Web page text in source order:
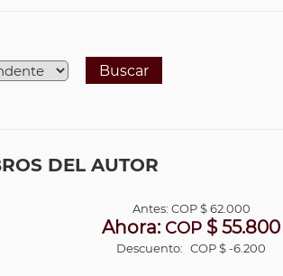
Buscar
DEL AUTOR
Antes: COP$ 62.000
Ahora: COP $ 55.800
Descuento: COP $ -6.200